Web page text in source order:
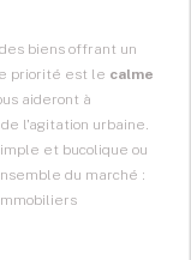
biens offrant un
priorité est le calme
aideront à
de l'agitation urbaine.
et bucolique ou
du marché :